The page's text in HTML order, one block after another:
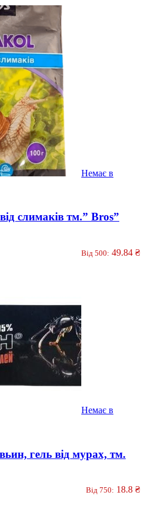
Немає в
слимаків тм.” Bros”
Від 500: 49.84 ₴
Немає в
гель від мурах, тм.
Від 750: 18.8 ₴